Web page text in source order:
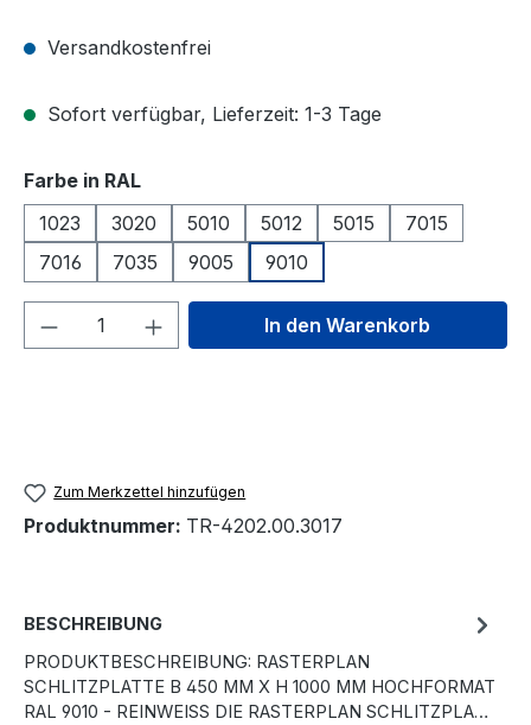
Versandkostenfrei
Sofort verfügbar, Lieferzeit: 1-3 Tage
Farbe in RALauswählen
1023
3020 5010 5012 5015
7015
7016
7035 9005 9010
Produkt Anzahl: Gib denIn den Warenkorb
Zum Merkzettel hinzufügen
Produktnummer: TR-4202.00.3017
BESCHREIBUNG
PRODUKTBESCHREIBUNG: RASTERPLAN
SCHLITZPLATTE B 450 MM X H 1000 MM HOCHFORMAT
RAL 9010 - REINWEISS DIE RASTERPLAN SCHLITZPLA…